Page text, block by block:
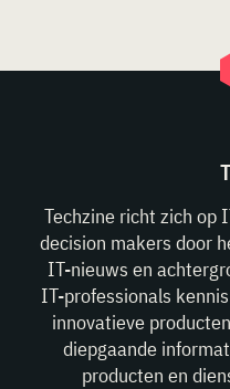
Techzine richt zich op
decision makers door
IT-nieuws en
IT-professionals
innovatieve
diepgaande
producten en